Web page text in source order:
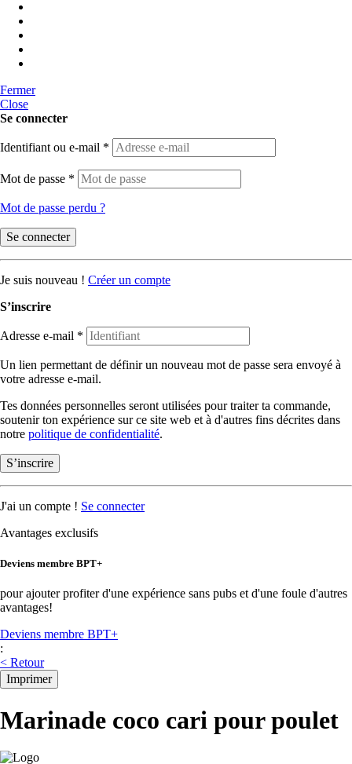
Fermer
Close
Se connecter
Identifiant ou e-mail *
Mot de passe *
Mot de passe perdu ?
Se connecter
Je suis nouveau ! Créer un compte
S’inscrire
Adresse e-mail *
Un lien permettant de définir un nouveau mot de passe sera envoyé à
votre adresse e-mail.
Tes données personnelles seront utilisées pour traiter ta commande,
soutenir ton expérience sur ce site web et à d'autres fins décrites dans
notre politique de confidentialité.
S’inscrire
J'ai un compte ! Se connecter
Avantages exclusifs
Deviens membre BPT+
pour ajouter profiter d'une expérience sans pubs et d'une foule d'autres
avantages!
Deviens membre BPT+
:
< Retour
Imprimer
Marinade coco cari pour poulet